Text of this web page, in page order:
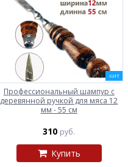
ХИТ
Профессиональный шампур с
деревянной ручкой для мяса 12
мм - 55 см
310 руб.
Купить